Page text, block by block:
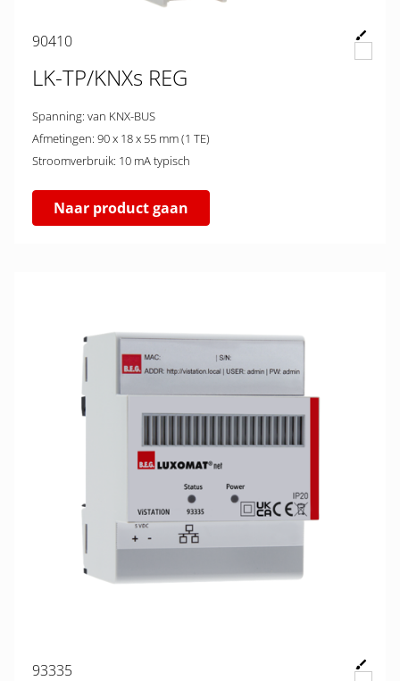
90410
LK-TP/KNXs REG
Spanning: van KNX-BUS
Afmetingen: 90 x 18 x 55 mm (1 TE)
Stroomverbruik: 10 mA typisch
Naar product gaan
93335